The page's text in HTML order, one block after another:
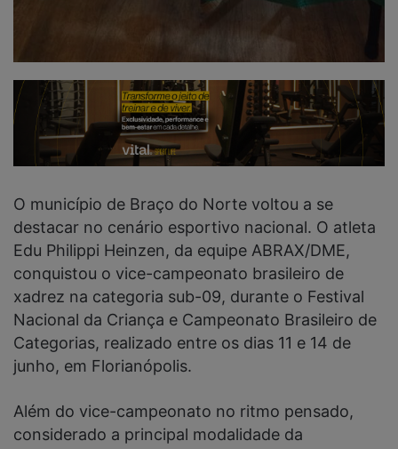
O município de Braço do Norte voltou a se
destacar no cenário esportivo nacional. O atleta
Edu Philippi Heinzen, da equipe ABRAX/DME,
conquistou o vice-campeonato brasileiro de
xadrez na categoria sub-09, durante o Festival
Nacional da Criança e Campeonato Brasileiro de
Categorias, realizado entre os dias 11 e 14 de
junho, em Florianópolis.
Além do vice-campeonato no ritmo pensado,
considerado a principal modalidade da